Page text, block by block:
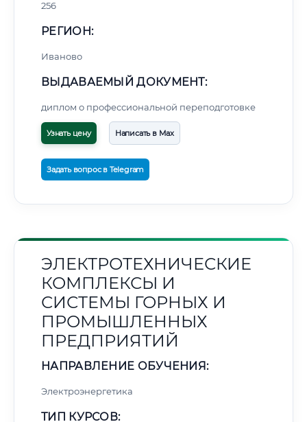
256
РЕГИОН:
Иваново
ВЫДАВАЕМЫЙ ДОКУМЕНТ:
диплом о профессиональной переподготовке
Узнать цену Написать в Max
Задать вопрос в Telegram
ЭЛЕКТРОТЕХНИЧЕСКИЕ
КОМПЛЕКСЫ И
СИСТЕМЫ ГОРНЫХ И
ПРОМЫШЛЕННЫХ
ПРЕДПРИЯТИЙ
НАПРАВЛЕНИЕ ОБУЧЕНИЯ:
Электроэнергетика
ТИП КУРСОВ: